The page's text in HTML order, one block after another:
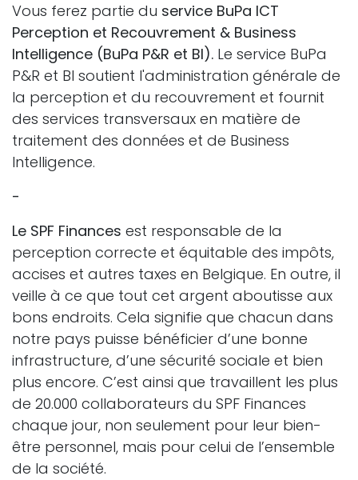
Vous ferez partie du service BuPa ICT
Perception et Recouvrement & Business
Intelligence (BuPa P&R et BI). Le service BuPa
P&R et BI soutient l'administration générale de
la perception et du recouvrement et fournit
des services transversaux en matière de
traitement des données et de Business
Intelligence.
-
Le SPF Finances est responsable de la
perception correcte et équitable des impôts,
accises et autres taxes en Belgique. En outre, il
veille à ce que tout cet argent aboutisse aux
bons endroits. Cela signifie que chacun dans
notre pays puisse bénéficier d’une bonne
infrastructure, d’une sécurité sociale et bien
plus encore. C’est ainsi que travaillent les plus
de 20.000 collaborateurs du SPF Finances
chaque jour, non seulement pour leur bien-
être personnel, mais pour celui de l’ensemble
de la société.